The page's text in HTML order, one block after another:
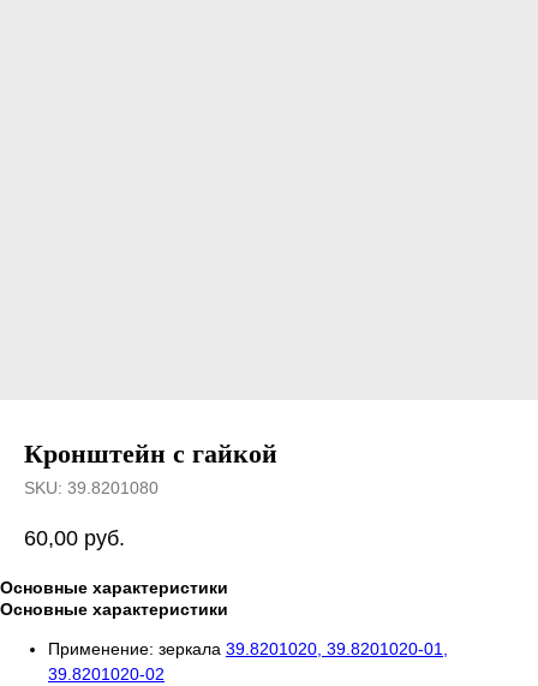
Кронштейн с гайкой
SKU: 39.8201080
60,00 руб.
Основные характеристики
Основные характеристики
Применение: зеркала 39.8201020, 39.8201020-01,
39.8201020-02